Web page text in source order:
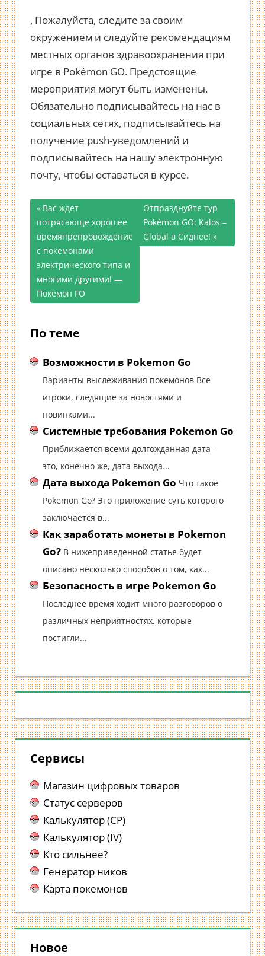
, Пожалуйста, следите за своим
окружением и следуйте рекомендациям
местных органов здравоохранения при
игре в Pokémon GO. Предстоящие
мероприятия могут быть изменены.
Обязательно подписывайтесь на нас в
социальных сетях, подписывайтесь на
получение push-уведомлений и
подписывайтесь на нашу электронную
почту, чтобы оставаться в курсе.
Навигация
по
записям
Предыдущая
запись;
Вас ждет
потрясающе хорошее
времяпрепровождение
с покемонами
электрического типа и
многими другими! —
Покемон ГО
Следующая
запись:
Отпразднуйте тур
Pokémon GO: Kalos –
Global в Сиднее!
По теме
Возможности в Pokemon Go
Варианты выслеживания покемонов Все
игроки, следящие за новостями и
новинками...
Системные требования Pokemon Go
Приближается всеми долгожданная дата –
это, конечно же, дата выхода...
Дата выхода Pokemon Go Что такое
Pokemon Go? Это приложение суть которого
заключается в...
Как заработать монеты в Pokemon
Go? В нижеприведенной статье будет
описано несколько способов о том, как...
Безопасность в игре Pokemon Go
Последнее время ходит много разговоров о
различных неприятностях, которые
постигли...
Сервисы
Магазин цифровых товаров
Статус серверов
Калькулятор (CP)
Калькулятор (IV)
Кто сильнее?
Генератор ников
Карта покемонов
Новое